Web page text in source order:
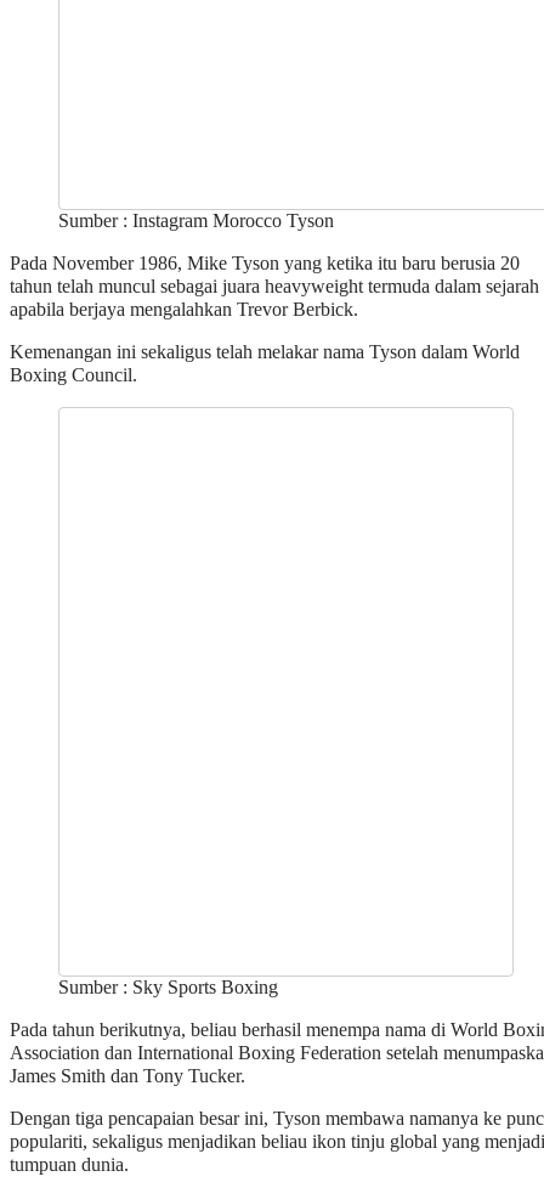
Sumber : Instagram Morocco Tyson
Pada November 1986, Mike Tyson yang ketika itu baru berusia 20
tahun telah muncul sebagai juara heavyweight termuda dalam sejarah
apabila berjaya mengalahkan Trevor Berbick.
Kemenangan ini sekaligus telah melakar nama Tyson dalam World
Boxing Council.
Sumber : Sky Sports Boxing
Pada tahun berikutnya, beliau berhasil menempa nama di World
Association dan International Boxing Federation setelah
James Smith dan Tony Tucker.
Dengan tiga pencapaian besar ini, Tyson membawa namanya ke
populariti, sekaligus menjadikan beliau ikon tinju global yang menjadi
tumpuan dunia.